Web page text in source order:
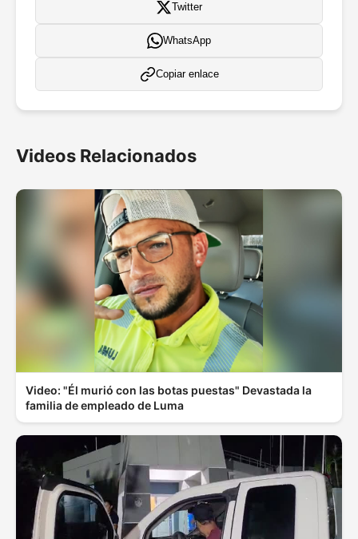
Twitter
WhatsApp
Copiar enlace
Videos Relacionados
Video: "Él murió con las botas puestas" Devastada la
familia de empleado de Luma